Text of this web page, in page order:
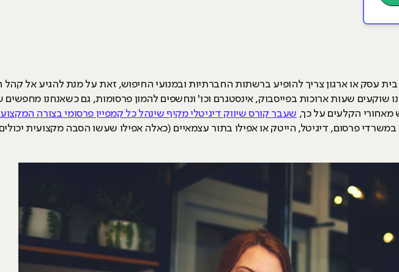
עסק או ארגון צריך להופיע ברשתות החברתיות ובמנועי החיפוש, זאת על מנת להגיע אל קהל
שוקעים שעות ארוכות בפייסבוק, אינסטגרם וכו' ונחשפים להמון פרסומות, גם כשאנחנו מחפשים
מאחורי הקלעים על כך, שעבר קורס שיווק דיגיטלי מקיף שינהל כל קמפיין פרסומי בצורה
פרסום, דיגיטל, הייטק או אפילו בתור עצמאיים (כאלה אפילו שעשו הסבה מקצועית